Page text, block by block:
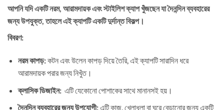
আপনি যদি একটি নরম, আরামদায়ক এবং স্টাইলিশ ক্যাপ খুঁজছেন যা দৈনন্দিন ব্যবহারের
জন্য উপযুক্ত, তাহলে এই ক্যাপটি একটি দুর্দান্ত বিকল্প।
বিবরণ:
নরম কাপড়:কটন এবং উলেন কাপড় দিয়ে তৈরি, এই ক্যাপটি সারাদিন ধরে
আরামদায়ক পরার জন্য নিখুঁত।
ক্লাসিক ডিজাইন:এটি যেকোনো পোশাকের সাথে মানানসই হয়।
দৈনন্দিন ব্যবহারের জন্য উপযোগী:এটি কাজ, খেলাধুলা বা ঘুরে বেড়ানোর জন্য একটি